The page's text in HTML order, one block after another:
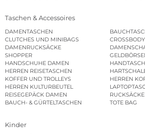
Taschen & Accessoires
DAMENTASCHEN
CLUTCHES UND MINIBAGS
DAMENRUCKSÄCKE
SHOPPER
HANDSCHUHE DAMEN
HERREN REISETASCHEN
KOFFER UND TROLLEYS
HERREN
HERREN KULTURBEUTEL
REISEGEPÄCK DAMEN
BAUCH- & GÜRTELTASCHEN
TOTE BAG
Kinder